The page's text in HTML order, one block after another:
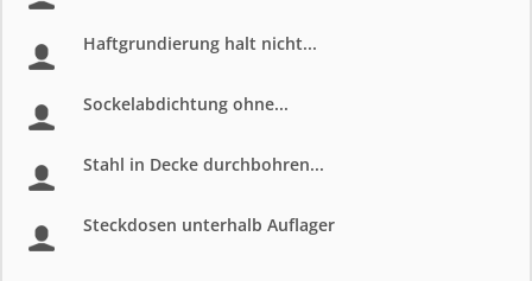
Haftgrundierung halt nicht...
Sockelabdichtung ohne...
Stahl in Decke durchbohren...
Steckdosen unterhalb Auflager